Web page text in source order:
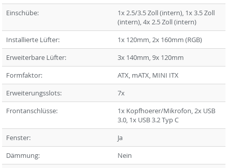
Einschübe:
1x 2.5/3.5 Zoll (intern), 1x 3.5 Zoll
(intern), 4x 2.5 Zoll (intern)
Installierte Lüfter:
1x 120mm, 2x 160mm (RGB)
Erweiterbare Lüfter:
3x 140mm, 9x 120mm
Formfaktor:
ATX, mATX, MINI ITX
Erweiterungsslots:
7x
Frontanschlüsse:
1x Kopfhoerer/Mikrofon, 2x USB
3.0, 1x USB 3.2 Typ C
Fenster:
Ja
Dämmung:
Nein